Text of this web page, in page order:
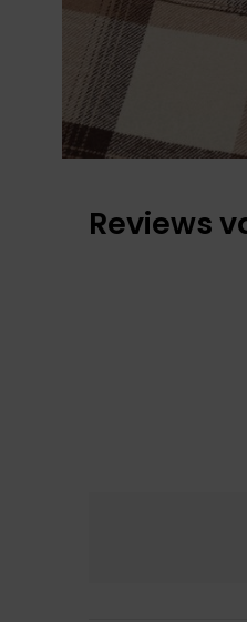
Reviews